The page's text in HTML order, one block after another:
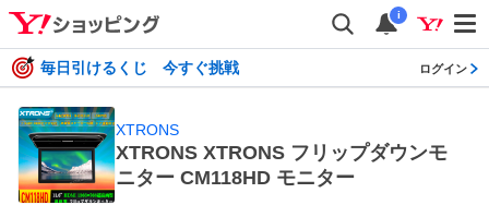
i
毎日引けるくじ 今すぐ挑戦 ログイン
XTRONS
XTRONS XTRONS フリップダウンモ
ニター CM118HD モニター